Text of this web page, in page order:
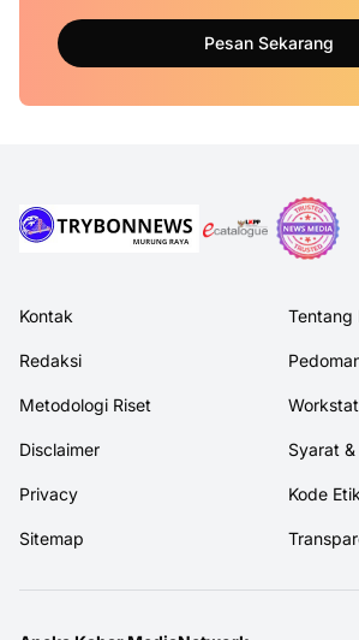
Pesan Sekarang
Kontak Tentang
Redaksi
Metodologi Riset
Disclaimer Syarat
Privacy Kode Etik
Sitemap